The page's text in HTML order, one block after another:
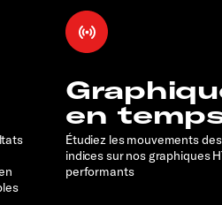
en
Étudiez les mouvements
indices sur nos graphiques
performants